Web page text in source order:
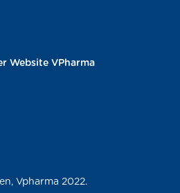
Vpharma 2022.
Website VPharma